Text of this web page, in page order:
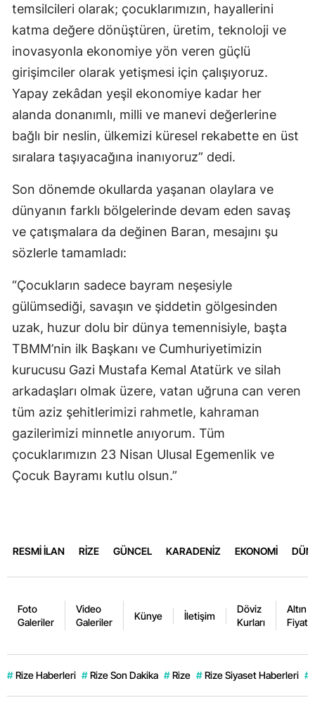
temsilcileri olarak; çocuklarımızın, hayallerini
katma değere dönüştüren, üretim, teknoloji ve
inovasyonla ekonomiye yön veren güçlü
girişimciler olarak yetişmesi için çalışıyoruz.
Yapay zekâdan yeşil ekonomiye kadar her
alanda donanımlı, milli ve manevi değerlerine
bağlı bir neslin, ülkemizi küresel rekabette en üst
sıralara taşıyacağına inanıyoruz” dedi.
Son dönemde okullarda yaşanan olaylara ve
dünyanın farklı bölgelerinde devam eden savaş
ve çatışmalara da değinen Baran, mesajını şu
sözlerle tamamladı:
“Çocukların sadece bayram neşesiyle
gülümsediği, savaşın ve şiddetin gölgesinden
uzak, huzur dolu bir dünya temennisiyle, başta
TBMM’nin ilk Başkanı ve Cumhuriyetimizin
kurucusu Gazi Mustafa Kemal Atatürk ve silah
arkadaşları olmak üzere, vatan uğruna can veren
tüm aziz şehitlerimizi rahmetle, kahraman
gazilerimizi minnetle anıyorum. Tüm
çocuklarımızın 23 Nisan Ulusal Egemenlik ve
Çocuk Bayramı kutlu olsun.”
RESMİ İLAN RİZE GÜNCEL KARADENİZ EKONOMİ
Foto
Galeriler
Video
Galeriler
Künye İletişim
Döviz
Kurları
Altın
# Rize Haberleri # Rize Son Dakika # Rize # Rize Siyaset Haberleri #